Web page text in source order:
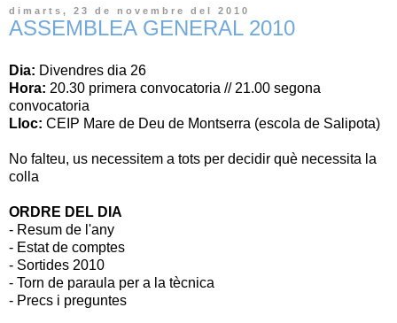
dimarts, 23 de novembre del 2010
ASSEMBLEA GENERAL 2010
Dia: Divendres dia 26
Hora: 20.30 primera convocatoria // 21.00 segona
convocatoria
Lloc: CEIP Mare de Deu de Montserra (escola de Salipota)
No falteu, us necessitem a tots per decidir què necessita la
colla
ORDRE DEL DIA
- Resum de l'any
- Estat de comptes
- Sortides 2010
- Torn de paraula per a la tècnica
- Precs i preguntes